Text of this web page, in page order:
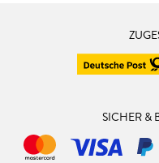
SICHER &